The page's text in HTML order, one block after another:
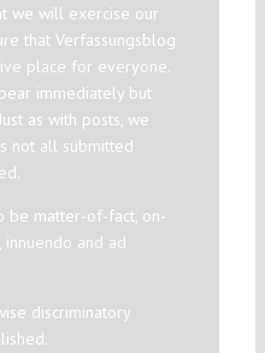
we will exercise our
that Verfassungsblog
place for everyone.
immediately but
as with posts, we
not all submitted
be matter-of-fact, on-
and ad
discriminatory